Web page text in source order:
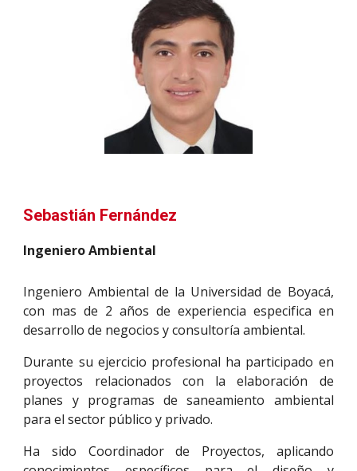
Sebastián Fernández
Ingeniero Ambiental
Ingeniero Ambiental de la Universidad de Boyacá,
con mas de 2 años de experiencia especifica en
desarrollo de negocios y consultoría ambiental.
Durante su ejercicio profesional ha participado en
proyectos relacionados con la elaboración de
planes y programas de saneamiento ambiental
para el sector público y privado.
Ha sido Coordinador de Proyectos, aplicando